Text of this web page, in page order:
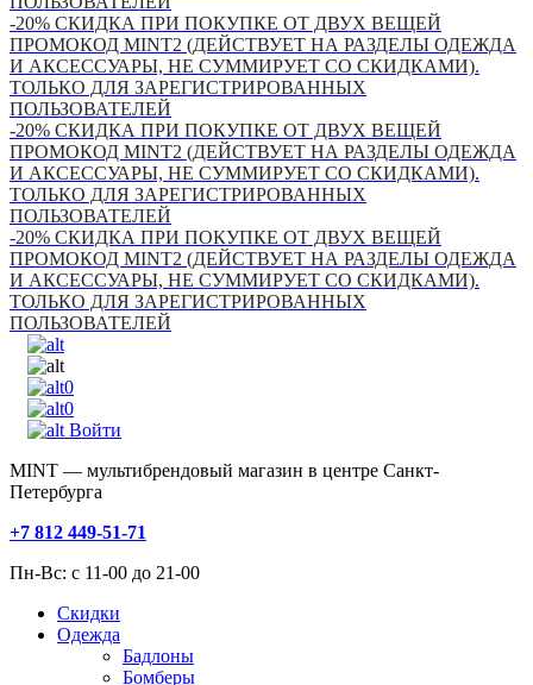
-20% СКИДКА ПРИ ПОКУПКЕ ОТ ДВУХ ВЕЩЕЙ
ПРОМОКОД MINT2 (ДЕЙСТВУЕТ НА РАЗДЕЛЫ ОДЕЖДА
И АКСЕССУАРЫ, НЕ СУММИРУЕТ СО СКИДКАМИ).
ТОЛЬКО ДЛЯ ЗАРЕГИСТРИРОВАННЫХ
ПОЛЬЗОВАТЕЛЕЙ
-20% СКИДКА ПРИ ПОКУПКЕ ОТ ДВУХ ВЕЩЕЙ
ПРОМОКОД MINT2 (ДЕЙСТВУЕТ НА РАЗДЕЛЫ ОДЕЖДА
И АКСЕССУАРЫ, НЕ СУММИРУЕТ СО СКИДКАМИ).
ТОЛЬКО ДЛЯ ЗАРЕГИСТРИРОВАННЫХ
ПОЛЬЗОВАТЕЛЕЙ
-20% СКИДКА ПРИ ПОКУПКЕ ОТ ДВУХ ВЕЩЕЙ
ПРОМОКОД MINT2 (ДЕЙСТВУЕТ НА РАЗДЕЛЫ ОДЕЖДА
И АКСЕССУАРЫ, НЕ СУММИРУЕТ СО СКИДКАМИ).
ТОЛЬКО ДЛЯ ЗАРЕГИСТРИРОВАННЫХ
ПОЛЬЗОВАТЕЛЕЙ
0
0
Войти
MINT — мультибрендовый магазин в центре Санкт-
Петербурга
+7 812 449-51-71
Пн-Вс: с 11-00 до 21-00
Скидки
Одежда
Бадлоны
Бомберы